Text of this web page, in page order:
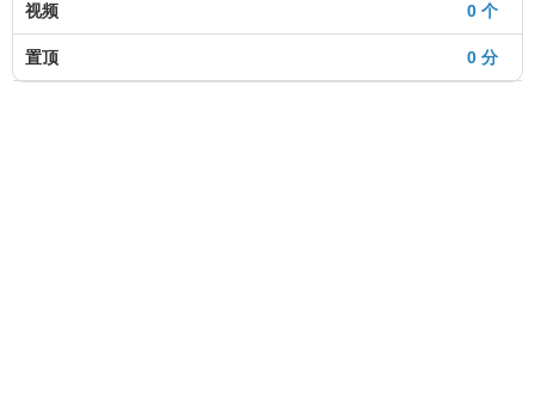
0 个
视频
0 分
置顶